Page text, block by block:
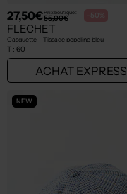
27,50€Prix boutique :
55,00€ -50%
FLECHET
Casquette - Tissage popeline bleu
T : 60
ACHAT EXPRESS
NEW